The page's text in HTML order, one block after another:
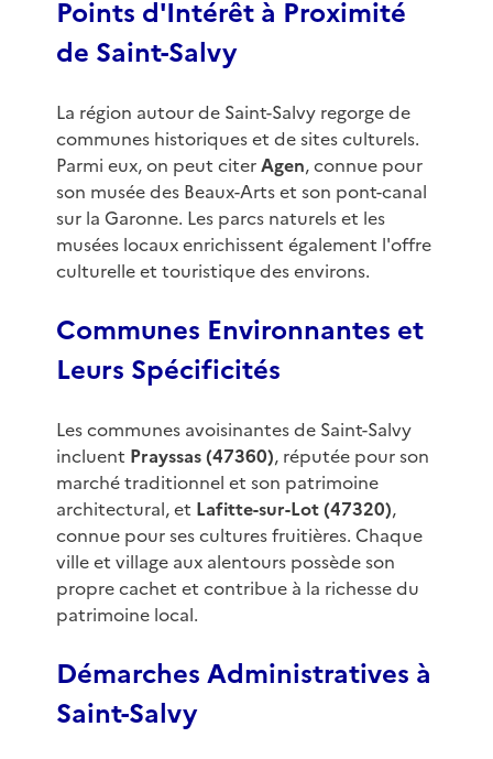
Points d'Intérêt à Proximité
de Saint-Salvy
La région autour de Saint-Salvy regorge de
communes historiques et de sites culturels.
Parmi eux, on peut citerAgen, connue pour
son musée des Beaux-Arts et son pont-canal
sur la Garonne. Les parcs naturels et les
musées locaux enrichissent également l'offre
culturelle et touristique des environs.
Communes Environnantes et
Leurs Spécificités
Les communes avoisinantes de Saint-Salvy
incluent Prayssas (47360), réputée pour son
marché traditionnel et son patrimoine
architectural, et Lafitte-sur-Lot (47320),
connue pour ses cultures fruitières. Chaque
ville et village aux alentours possède son
propre cachet et contribue à la richesse du
patrimoine local.
Démarches Administratives à
Saint-Salvy